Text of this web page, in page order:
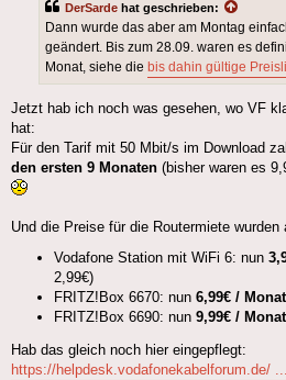
DerSarde hat geschrieben:
Dann wurde das aber am Montag
geändert. Bis zum 28.09. waren es
Monat, siehe die bis dahin gültige
Jetzt hab ich noch was gesehen, wo VF
hat:
Für den Tarif mit 50 Mbit/s im Download
den ersten 9 Monaten (bisher waren es
Und die Preise für die Routermiete wurden
Vodafone Station mit WiFi 6: nun
2,99€)
FRITZ!Box 6670: nun 6,99€ / Monat
FRITZ!Box 6690: nun 9,99€ / Monat
Hab das gleich noch hier eingepflegt:
https://helpdesk.vodafonekabelforum.de/